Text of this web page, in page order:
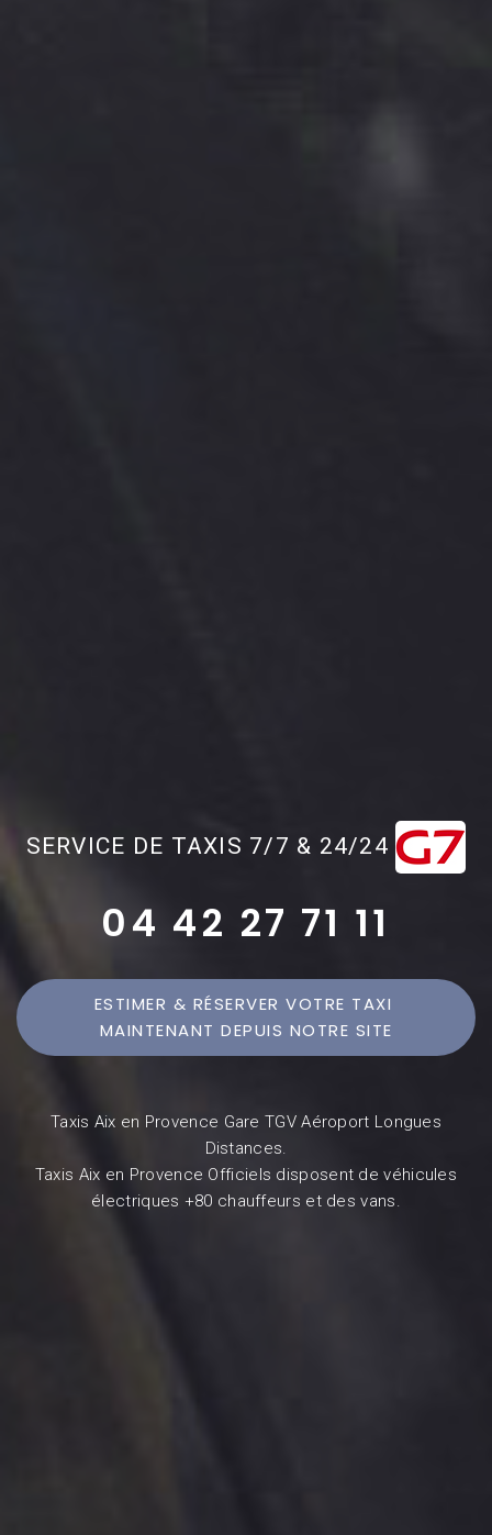
SERVICE DE TAXIS 7/7 & 24/24
04 42 27 71 11
ESTIMER & RÉSERVER VOTRE TAXI
MAINTENANT DEPUIS NOTRE SITE
Taxis Aix en Provence Gare TGV Aéroport Longues
Distances.
Taxis Aix en Provence Officiels disposent de véhicules
électriques +80 chauffeurs et des vans.